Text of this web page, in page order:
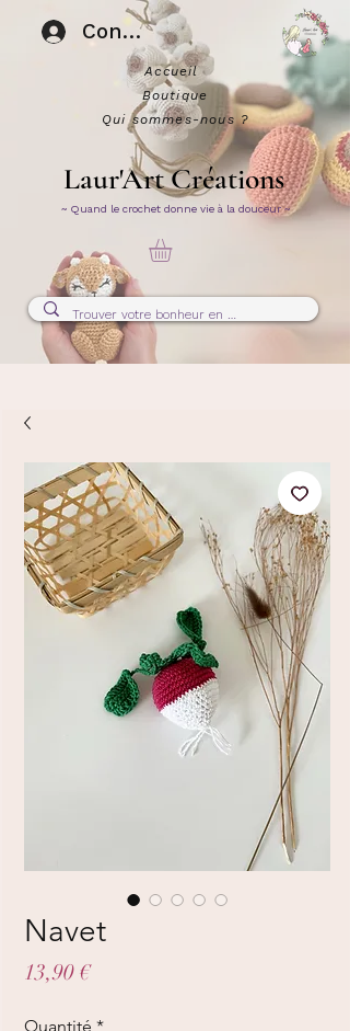
Connexion
Accueil
Boutique
Qui sommes-nous ?
Laur'Art Créations
~ Quand le crochet donne vie à la douceur ~
Navet
13,90 €Prix
Quantité *